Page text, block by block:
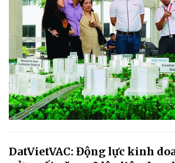
DatVietVAC: Động lực kinh